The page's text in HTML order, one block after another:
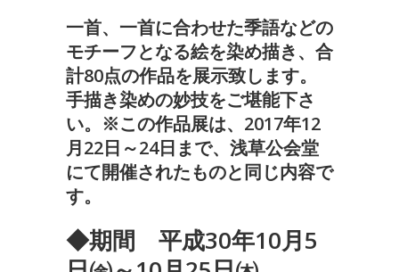
一首、一首に合わせた季語などの
モチーフとなる絵を染め描き、合
計80点の作品を展示致します。
手描き染めの妙技をご堪能下さ
い。※この作品展は、2017年12
月22日～24日まで、浅草公会堂
にて開催されたものと同じ内容で
す。
◆期間 平成30年10月5